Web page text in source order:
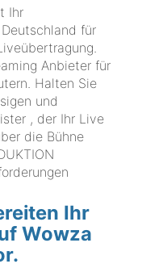
Ihr
für
Anbieter für
Halten Sie
und
, der Ihr Live
die Bühne
Ihr
Wowza